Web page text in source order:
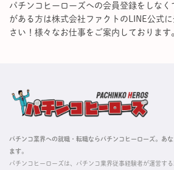
パチンコヒーローズへの会員登録をしなく
がある方は株式会社ファクトのLINE公式
さい！様々なお仕事をご案内しております
パチンコ業界への就職・転職ならパチンコヒーローズ。あ
ます。
パチンコヒーローズは、パチンコ業界従事経験者が運営す